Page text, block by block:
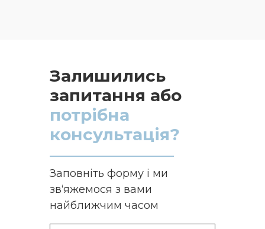
Заповніть форму і ми
зв‘яжемося з вами
найближчим часом
Залишились
запитання або
потрібна
консультація?